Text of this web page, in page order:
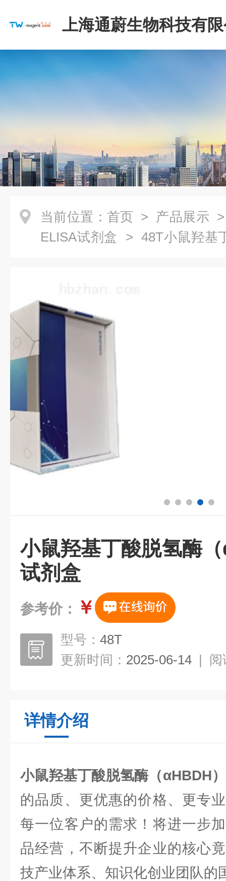
上海通蔚生物科技有
当前位置： 首页 > 产品展示
ELISA试剂盒 > 48T小鼠羟基
小鼠羟基丁酸脱氢酶
试剂盒
参考价： ￥
型号： 48T
更新时间： 2025-06-14 | 阅
详情介绍
小鼠羟基丁酸脱氢酶（αHBDH
的品质、更优惠的价格、更专
每一位客户的需求！将进一步
品经营，不断提升企业的核心
技产业体系、知识化创业团队的